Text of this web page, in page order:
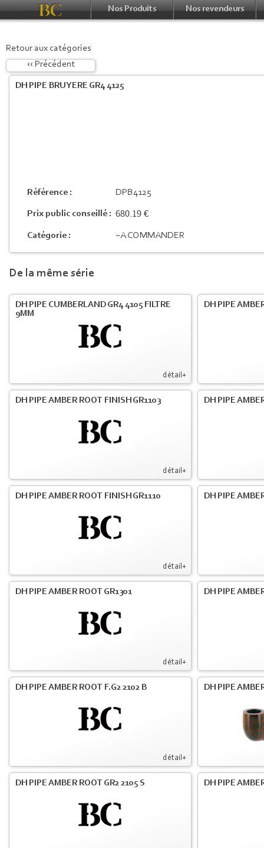
Nos Produits Nos revendeurs
Retour aux catégories
‹‹ Précédent
DH PIPE BRUYERE GR4 4125
Référence : DPB4125
Prix public conseillé : 680.19 €
Catégorie : ~A COMMANDER
De la même série
détail+
DH PIPE CUMBERLAND GR4 4105 FILTRE
9MM
DH PIPE
détail+
DH PIPE AMBER ROOT FINISH GR1103 DH PIPE
détail+
DH PIPE AMBER ROOT FINISH GR1110 DH PIPE
détail+
DH PIPE AMBER ROOT GR1301 DH PIPE
détail+
DH PIPE AMBER ROOT F.G2 2102 B DH PIPE
DH PIPE AMBER ROOT GR2 2105 S DH PIPE